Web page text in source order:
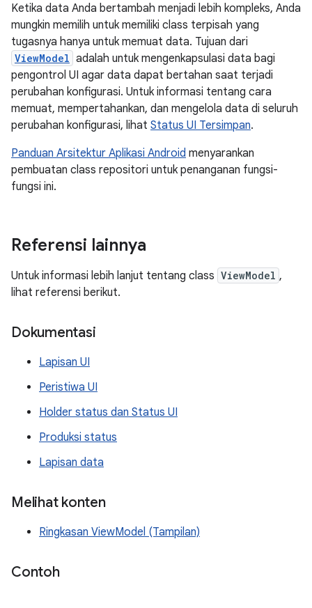
Ketika data Anda bertambah menjadi lebih kompleks, Anda
mungkin memilih untuk memiliki class terpisah yang
tugasnya hanya untuk memuat data. Tujuan dari
ViewModel adalah untuk mengenkapsulasi data bagi
pengontrol UI agar data dapat bertahan saat terjadi
perubahan konfigurasi. Untuk informasi tentang cara
memuat, mempertahankan, dan mengelola data di seluruh
perubahan konfigurasi, lihat Status UI Tersimpan.
Panduan Arsitektur Aplikasi Android menyarankan
pembuatan class repositori untuk penanganan fungsi-
fungsi ini.
Referensi lainnya
Untuk informasi lebih lanjut tentang class ViewModel ,
lihat referensi berikut.
Dokumentasi
Lapisan UI
Peristiwa UI
Holder status dan Status UI
Produksi status
Lapisan data
Melihat konten
Ringkasan ViewModel (Tampilan)
Contoh